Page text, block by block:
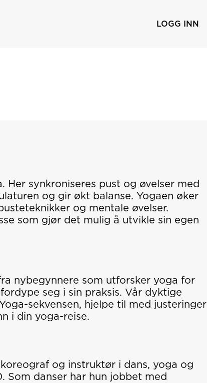
LOGG INN
Her synkroniseres pust og øvelser med
og gir økt balanse. Yogaen øker
og mentale øvelser.
som gjør det mulig å utvikle sin egen
nybegynnere som utforsker yoga for
seg i sin praksis. Vår dyktige
sekvensen, hjelpe til med justeringer
i din yoga-reise.
og instruktør i dans, yoga og
Som danser har hun jobbet med